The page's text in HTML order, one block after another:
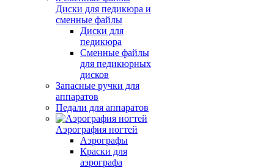
Диски для педикюра и
сменные файлы
Диски для
педикюра
Сменные файлы
для педикюрных
дисков
Запасные ручки для
аппаратов
Педали для аппаратов
Аэрография ногтей
Аэрографы
Краски для
аэрографа